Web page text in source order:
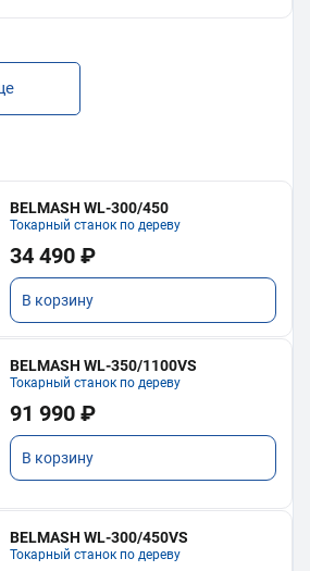
BELMASH WL-300/450
Токарный станок по дереву
34 490 ₽
В корзину
BELMASH WL-350/1100VS
Токарный станок по дереву
91 990 ₽
В корзину
BELMASH WL-300/450VS
Токарный станок по дереву